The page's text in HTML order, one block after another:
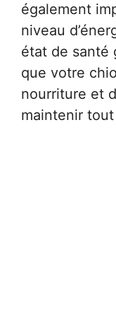
également
niveau
état de santé
que votre
nourriture et
maintenir